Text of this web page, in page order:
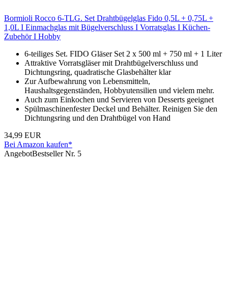
Bormioli Rocco 6-TLG. Set Drahtbügelglas Fido 0,5L + 0,75L +
1,0L I Einmachglas mit Bügelverschluss I Vorratsglas I Küchen-
Zubehör I Hobby
6-teiliges Set. FIDO Gläser Set 2 x 500 ml + 750 ml + 1 Liter
Attraktive Vorratsgläser mit Drahtbügelverschluss und
Dichtungsring, quadratische Glasbehälter klar
Zur Aufbewahrung von Lebensmitteln,
Haushaltsgegenständen, Hobbyutensilien und vielem mehr.
Auch zum Einkochen und Servieren von Desserts geeignet
Spülmaschinenfester Deckel und Behälter. Reinigen Sie den
Dichtungsring und den Drahtbügel von Hand
34,99 EUR
Bei Amazon kaufen*
AngebotBestseller Nr. 5